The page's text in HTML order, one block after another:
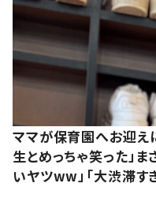
ママが保育園へお迎
生とめっちゃ笑った」
いヤツww」「大渋滞す